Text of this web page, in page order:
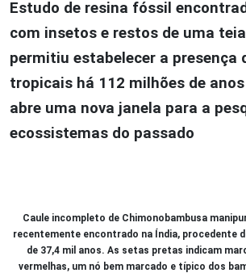
Estudo de resina fóssil
com insetos e restos de uma
permitiu estabelecer a presença
tropicais há 112 milhões de
abre uma nova janela para a
ecossistemas do passado
Caule incompleto de Chimonobambusa
recentemente encontrado na Índia, procedente
de 37,4 mil anos. As setas pretas indicam
vermelhas, um nó bem marcado e típico dos